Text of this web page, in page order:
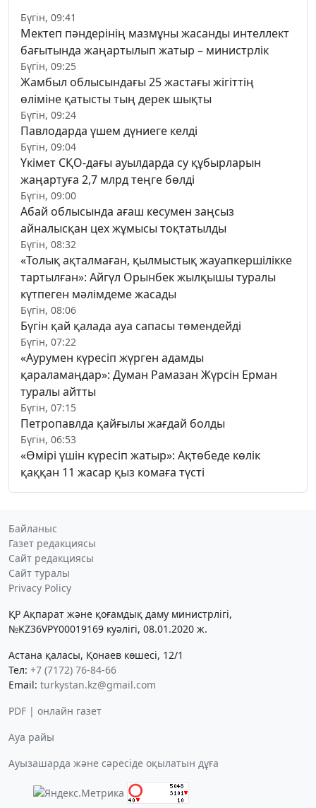
Бүгін, 09:41
Мектеп пәндерінің мазмұны жасанды интеллект
бағытында жаңартылып жатыр – министрлік
Бүгін, 09:25
Жамбыл облысындағы 25 жастағы жігіттің
өліміне қатысты тың дерек шықты
Бүгін, 09:24
Павлодарда үшем дүниеге келді
Бүгін, 09:04
Үкімет СҚО-дағы ауылдарда су құбырларын
жаңартуға 2,7 млрд теңге бөлді
Бүгін, 09:00
Абай облысында ағаш кесумен заңсыз
айналысқан цех жұмысы тоқтатылды
Бүгін, 08:32
«Толық ақталмаған, қылмыстық жауапкершілікке
тартылған»: Айгүл Орынбек жылқышы туралы
күтпеген мәлімдеме жасады
Бүгін, 08:06
Бүгін қай қалада ауа сапасы төмендейді
Бүгін, 07:22
«Аурумен күресіп жүрген адамды
қараламаңдар»: Думан Рамазан Жүрсін Ерман
туралы айтты
Бүгін, 07:15
Петропавлда қайғылы жағдай болды
Бүгін, 06:53
«Өмірі үшін күресіп жатыр»: Ақтөбеде көлік
қаққан 11 жасар қыз комаға түсті
Байланыс
Газет редакциясы
Сайт редакциясы
Сайт туралы
Privacy Policy
ҚР Ақпарат және қоғамдық даму министрлігі,
№KZ36VPY00019169 куәлігі, 08.01.2020 ж.
Астана қаласы, Қонаев көшесі, 12/1
Тел: +7 (7172) 76-84-66
Email: turkystan.kz@gmail.com
PDF | онлайн газет
Ауа райы
Ауызашарда және сәресіде оқылатын дұға